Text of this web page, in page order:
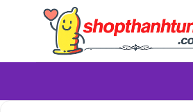
dung